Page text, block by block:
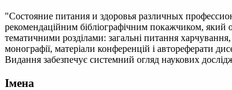
"Состояние питания и здоровья различных
рекомендаційним бібліографічним покажчиком, який
тематичними розділами: загальні питання
монографії, матеріали конференцій і автореферати
Видання забезпечує системний огляд наукових
Імена